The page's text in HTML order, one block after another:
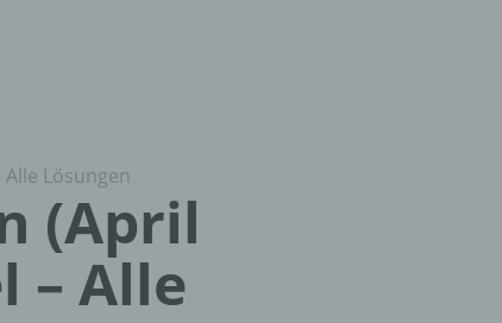
Lösungen
(April
– Alle